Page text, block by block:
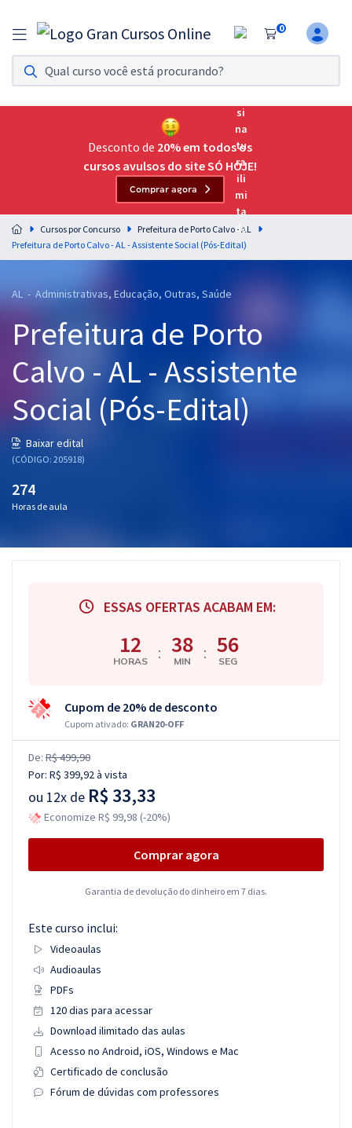
0
Assinatura Ilimitada 11
Acesso a todos os cursos. Teste grátis por 7 dias!
Assinatura OAB Até Passar
Acesso ilimitado a toda preparação para o Exame da
Residências Multiprofissionais
Preparação completa e intensiva para as principais
residências em saúde do Brasil
Cursos 20% OFF
Pós
Graduação
OAB
Conteúdo gratuito
Desconto de 20% em todos os
cursos avulsos do site SÓ HOJE!
Comprar agora
Cursos por Concurso
Prefeitura de Porto Calvo - AL
Prefeitura de Porto Calvo - AL - Assistente Social (Pós-Edital)
AL - Administrativas, Educação, Outras, Saúde
Prefeitura de Porto
Calvo - AL - Assistente
Social (Pós-Edital)
Baixar edital
(CÓDIGO: 205918)
274
Horas de aula
ESSAS OFERTAS ACABAM EM:
12
HORAS : 38
MIN : 55
SEG
Cupom de 20% de desconto
Cupom ativado: GRAN20-OFF
De: R$ 499,90
Por: R$ 399,92à vista
ou 12x de R$ 33,33
Economize R$ 99,98 (-20%)
Comprar agora
Garantia de devolução do dinheiro em 7 dias.
Este curso inclui:
Videoaulas
Audioaulas
PDFs
120 dias para acessar
Download ilimitado das aulas
Acesso no Android, iOS, Windows e Mac
Certificado de conclusão
Fórum de dúvidas com professores